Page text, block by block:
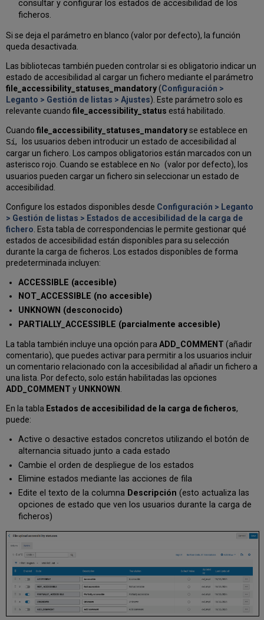
consultar y configurar los estados de accesibilidad de los
ficheros.
Si se deja el parámetro en blanco (valor por defecto), la función
queda desactivada.
Las bibliotecas también pueden controlar si es obligatorio indicar un
estado de accesibilidad al cargar un fichero mediante el parámetro
file_accessibility_statuses_mandatory(Configuración >
Leganto > Gestión de listas > Ajustes). Este parámetro solo es
relevante cuandofile_accessibility_status está habilitado.
Cuandofile_accessibility_statuses_mandatoryse establece en
Sí,
los usuarios deben introducir un estado de accesibilidad al
cargar un fichero. Los campos obligatorios están marcados con un
asterisco rojo. Cuando se establece en No(valor por defecto), los
usuarios pueden cargar un fichero sin seleccionar un estado de
accesibilidad.
Configure los estados disponibles desde Configuración > Leganto
> Gestión de listas > Estados de accesibilidad de la carga de
fichero . Esta tabla de correspondencias le permite gestionar qué
estados de accesibilidad están disponibles para su selección
durante la carga de ficheros. Los estados disponibles de forma
predeterminada incluyen:
ACCESSIBLE (accesible)
NOT_ACCESSIBLE (no accesible)
UNKNOWN (desconocido)
PARTIALLY_ACCESSIBLE (parcialmente accesible)
La tabla también incluye una opción paraADD_COMMENT (añadir
comentario), que puedes activar para permitir a los usuarios incluir
un comentario relacionado con la accesibilidad al añadir un fichero a
una lista. Por defecto, solo están habilitadas las opciones
ADD_COMMENTy UNKNOWN
En la tabla Estados de accesibilidad de la carga de ficheros,
puede:
Active o desactive estados concretos utilizando el botón de
alternancia situado junto a cada estado
Cambie el orden de despliegue de los estados
Elimine estados mediante las acciones de fila
Edite el texto de la columna Descripción (esto actualiza las
opciones de estado que ven los usuarios durante la carga de
ficheros)